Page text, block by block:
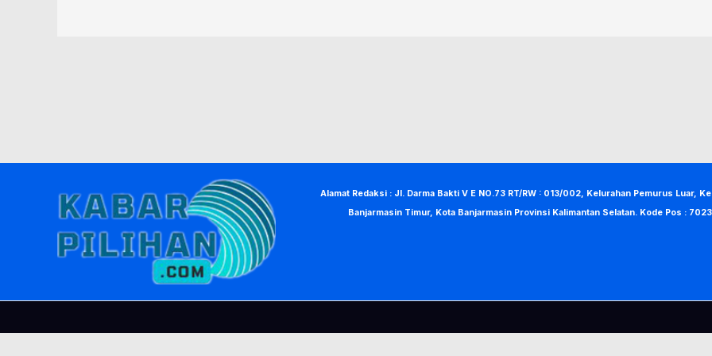
Alamat Redaksi : Jl. Darma Bakti V E NO.73 RT/RW : 013/002, Kelurahan Pemurus Luar,
Banjarmasin Timur, Kota Banjarmasin Provinsi Kalimantan Selatan. Kode Pos :